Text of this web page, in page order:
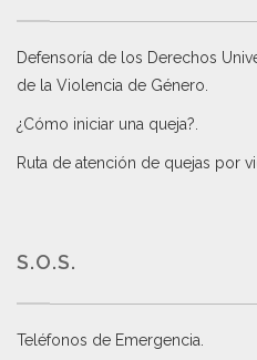
Defensoría de los Derechos
de la Violencia de Género
¿Cómo iniciar una queja?
Ruta de atención de quejas por
S.O.S.
Teléfonos de Emergencia.